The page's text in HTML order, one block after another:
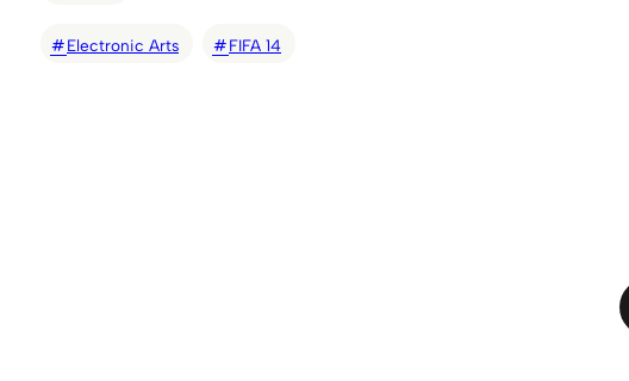
Electronic Arts FIFA 14